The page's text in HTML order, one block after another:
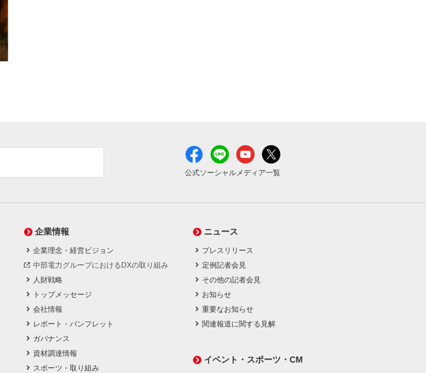
公式ソーシャルメディア一覧
企業情報
企業理念・経営ビジョン
中部電力グループにおけるDXの取り組み
人財戦略
トップメッセージ
会社情報
レポート・パンフレット
ガバナンス
資材調達情報
スポーツ・取り組み
ニュース
プレスリリース
定例記者会見
その他の記者会見
お知らせ
重要なお知らせ
関連報道に関する見解
イベント・スポーツ・CM